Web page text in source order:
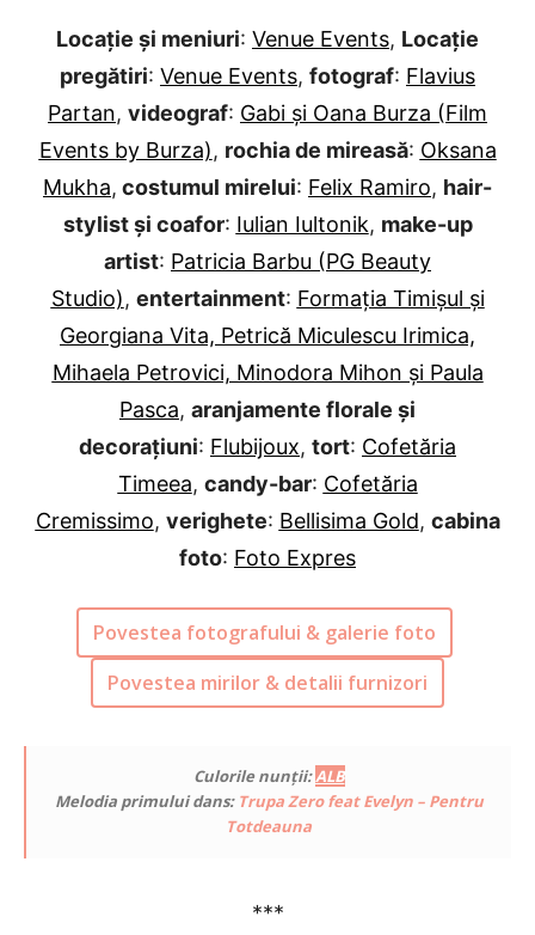
Locație și meniuri: Venue Events, Locație
pregătiri: Venue Events, fotograf: Flavius
Partan, videograf: Gabi și Oana Burza (Film
Events by Burza), rochia de mireasă: Oksana
Mukha, costumul mirelui: Felix Ramiro, hair-
stylist și coafor: Iulian Iultonik, make-up
artist: Patricia Barbu (PG Beauty
Studio), entertainment: Formația Timișul și
Georgiana Vita, Petrică Miculescu Irimica,
Mihaela Petrovici, Minodora Mihon și Paula
Pasca, aranjamente florale și
decorațiuni: Flubijoux, tort: Cofetăria
Timeea, candy-bar: Cofetăria
Cremissimo, verighete: Bellisima Gold, cabina
foto: Foto Expres
Povestea fotografului & galerie foto
Povestea mirilor & detalii furnizori
Culorile nunții:ALB
Melodia primului dans: Trupa Zero feat Evelyn – Pentru
Totdeauna
***